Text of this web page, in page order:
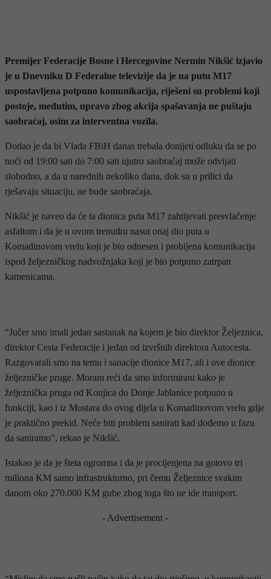
Premijer Federacije Bosne i Hercegovine Nermin Nikšić izjavio
je u Dnevniku D Federalne televizije da je na putu M17
uspostavljena potpuno komunikacija, riješeni su problemi koji
postoje, međutim, upravo zbog akcija spašavanja ne puštaju
saobraćaj, osim za interventna vozila.
Dodao je da bi Vlada FBiH danas trebala donijeti odluku da se po
noći od 19:00 sati do 7:00 sati ujutro saobraćaj može odvijati
slobodno, a da u narednih nekoliko dana, dok su u prilici da
rješavaju situaciju, ne bude saobraćaja.
Nikšić je naveo da će ta dionica puta M17 zahtijevati presvlačenje
asfaltom i da je u ovom trenutku nasut onaj dio puta u
Komadinovom vrelu koji je bio odnesen i probijena komunikacija
ispod željezničkog nadvožnjaka koji je bio potpuno zatrpan
kamenicama.
“Jučer smo imali jedan sastanak na kojem je bio direktor Željeznica,
direktor Cesta Federacije i jedan od izvršnih direktora Autocesta.
Razgovarali smo na temu i sanacije dionice M17, ali i ove dionice
željezničke pruge. Moram reći da smo informirani kako je
željeznička pruga od Konjica do Donje Jablanice potpuno u
funkciji, kao i iz Mostara do ovog dijela u Komadinovom vrelu gdje
je praktično prekid. Neće biti problem sanirati kad dođemo u fazu
da saniramo”, rekao je Nikšić.
Istakao je da je šteta ogromna i da je procijenjena na gotovo tri
miliona KM samo infrastrukturno, pri čemu Željeznice svakim
danom oko 270.000 KM gube zbog toga što ne ide transport.
- Advertisement -